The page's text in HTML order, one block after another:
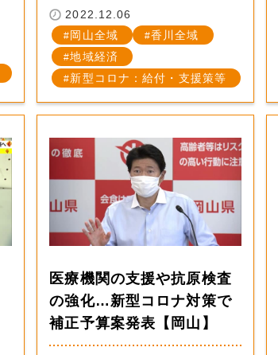
2022.12.06
岡山全域
香川全域
地域経済
新型コロナ：給付・支援策等
医療機関の支援や抗原検査
の強化…新型コロナ対策で
補正予算案発表【岡山】